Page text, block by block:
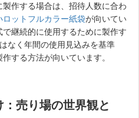
作する場合は、招待人数に合わ
ロットフルカラー紙袋が向いてい
継続的に使用するために製作す
なく年間の使用見込みを基準
する方法が向いています。
売り場の世界観と